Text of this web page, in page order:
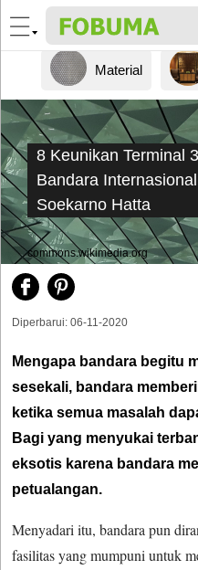
Material
8 Keunikan Terminal 3
Bandara Internasional
Soekarno Hatta
commons.wikimedia.org
Diperbarui: 06-11-2020
Mengapa bandara begitu
sesekali, bandara
ketika semua masalah
Bagi yang menyukai
eksotis karena bandara
petualangan.
Menyadari itu, bandara pun
fasilitas yang mumpuni untuk